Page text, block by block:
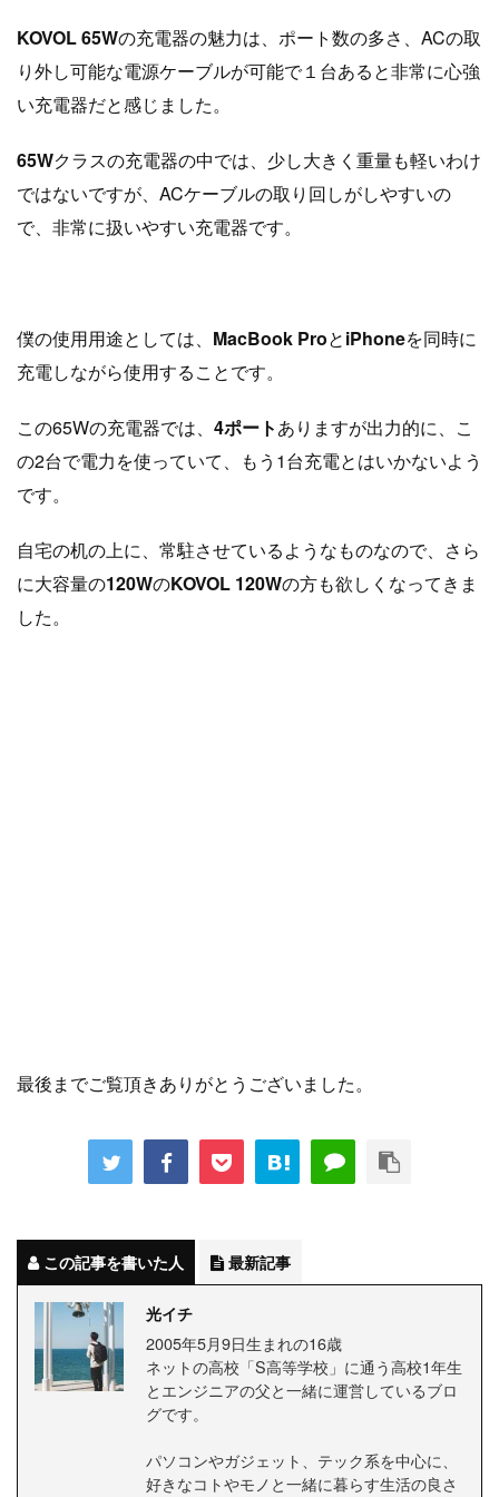
KOVOL 65Wの充電器の魅力は、ポート数の多さ、ACの取
り外し可能な電源ケーブルが可能で１台あると非常に心強
い充電器だと感じました。
65Wクラスの充電器の中では、少し大きく重量も軽いわけ
ではないですが、ACケーブルの取り回しがしやすいの
で、非常に扱いやすい充電器です。
僕の使用用途としては、 MacBook ProとiPhoneを同時に
充電しながら使用することです。
この65Wの充電器では、 4ポートありますが出力的に、こ
の2台で電力を使っていて、もう1台充電とはいかないよう
です。
自宅の机の上に、常駐させているようなものなので、さら
に大容量の120WのKOVOL 120Wの方も欲しくなってきま
した。
最後までご覧頂きありがとうございました。
この記事を書いた人 最新記事
光イチ
2005年5月9日生まれの16歳
ネットの高校「S高等学校」に通う高校1年生
とエンジニアの父と一緒に運営しているブロ
グです。
パソコンやガジェット、テック系を中心に、
好きなコトやモノと一緒に暮らす生活の良さ